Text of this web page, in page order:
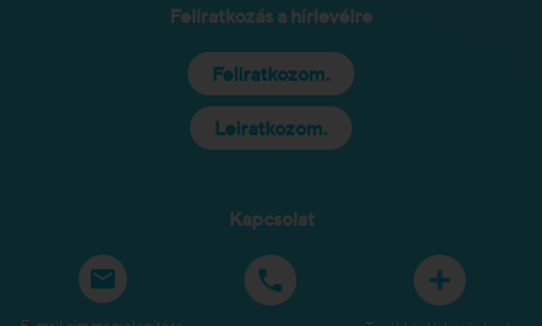
Feliratkozás a hírlevélre
Feliratkozom.
Leiratkozom.
Kapcsolat